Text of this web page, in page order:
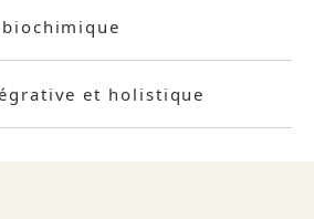
et holistique